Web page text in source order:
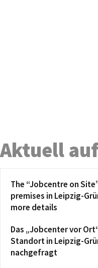
Aktuell
The “Jobcentre on
premises in Leipzig-
more details
Das „Jobcenter vor
Standort in Leipzig-
nachgefragt